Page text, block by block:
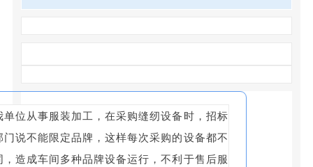
单位从事服装加工，在采购缝纫设备时，招标
门说不能限定品牌，这样每次采购的设备都不
，造成车间多种品牌设备运行，不利于售后服